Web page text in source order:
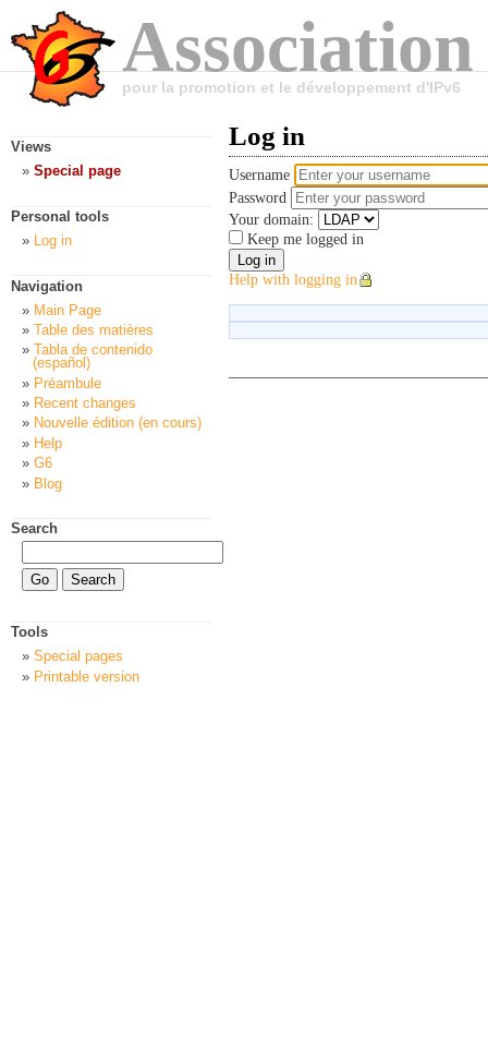
pour la promotion et le développement d'IPv6
Log in
Username
Password
Your domain:
Keep me logged in
Help with logging in
Views
Special page
Personal tools
Log in
Navigation
Main Page
Table des matières
Tabla de contenido
(español)
Préambule
Recent changes
Nouvelle édition (en cours)
Help
G6
Blog
Search
Tools
Special pages
Printable version